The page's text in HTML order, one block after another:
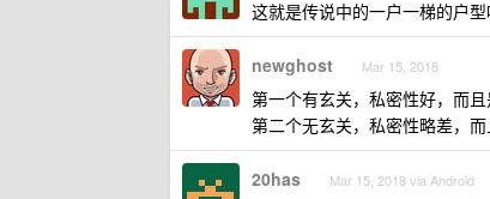
这就是传说中的一户一梯的户型
newghost Mar 15, 2018
第一个有玄关，私密性好，而
第二个无玄关，私密性略差，
20has Mar 15, 2018 via Android